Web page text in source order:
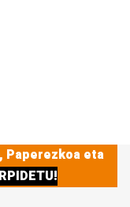
Paperezkoa eta